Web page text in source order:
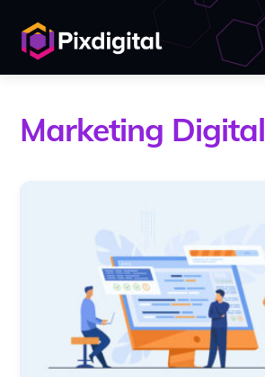
content
Marketing Digital